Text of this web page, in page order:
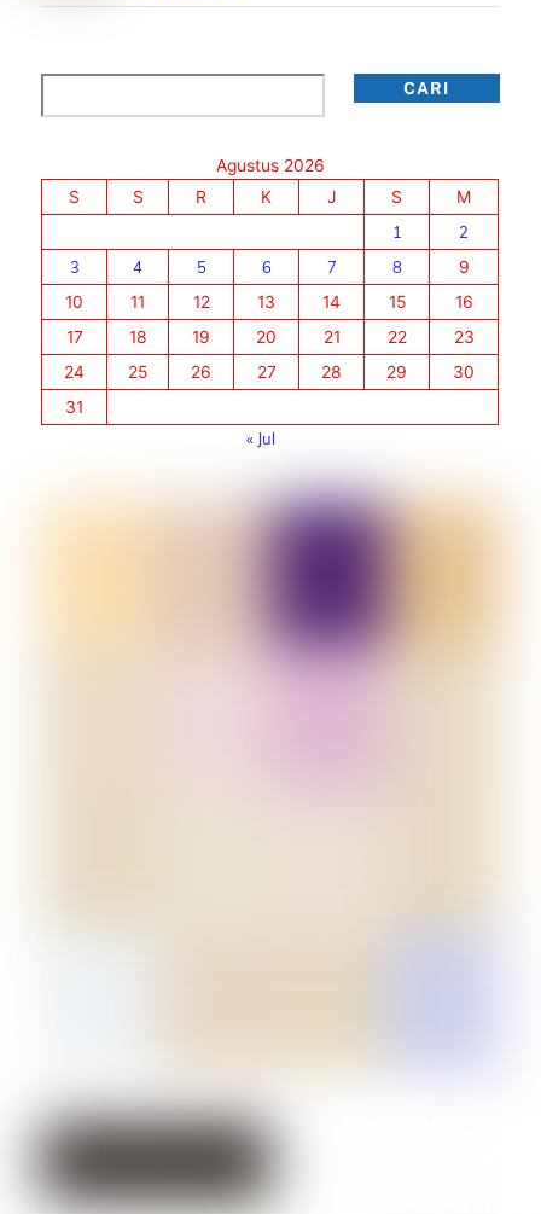
CARI
Agustus 2026
S
S R K J S
M
1
2
3
4 5 6 7 8
9
10
11 12 13 14 15
16
17
18 19 20 21 22
23
24
25 26 27 28 29
30
31
« Jul